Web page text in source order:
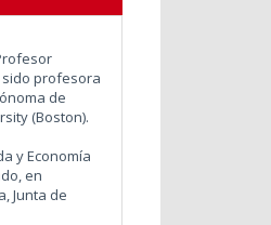
sido profesora
de
(Boston).
y Economía
en
Junta de